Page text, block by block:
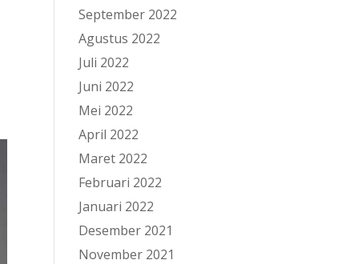
September 2022
Agustus 2022
Juli 2022
Juni 2022
Mei 2022
April 2022
Maret 2022
Februari 2022
Januari 2022
Desember 2021
November 2021